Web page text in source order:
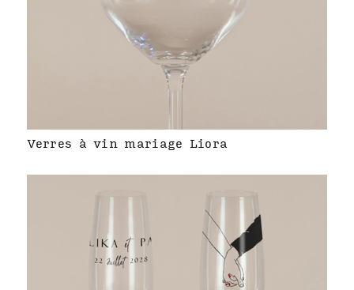
Verres à vin mariage Liora